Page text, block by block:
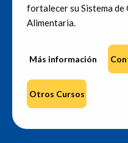
fortalecer su Sistema de
Alimentaria.
Más información
Otros Cursos